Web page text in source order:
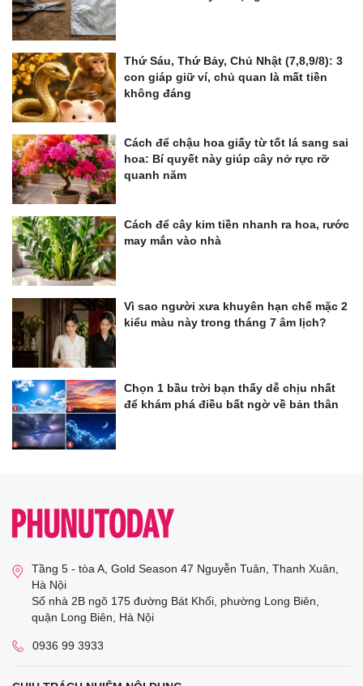
Thứ Sáu, Thứ Bảy, Chủ Nhật (7,8,9/8): 3
con giáp giữ ví, chủ quan là mất tiền
không đáng
Cách để chậu hoa giấy từ tốt lá sang sai
hoa: Bí quyết này giúp cây nở rực rỡ
quanh năm
Cách để cây kim tiền nhanh ra hoa, rước
may mắn vào nhà
Vì sao người xưa khuyên hạn chế mặc 2
kiểu màu này trong tháng 7 âm lịch?
Chọn 1 bầu trời bạn thấy dễ chịu nhất
để khám phá điều bất ngờ về bản thân
Tầng 5 - tòa A, Gold Season 47 Nguyễn Tuân, Thanh Xuân,
Hà Nội
Số nhà 2B ngõ 175 đường Bát Khối, phường Long Biên,
quận Long Biên, Hà Nội
0936 99 3933